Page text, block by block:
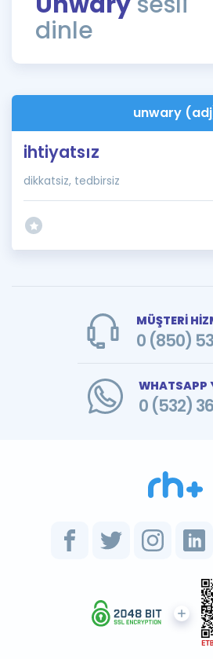
Rehberlik Aracı
ÖSYM Sınav Takvimi
İngilizce Gramer
dinle
unwary
ihtiyatsız
dikkatsiz, tedbirsiz
MÜŞTERİ
0 (850)
WHATSAPP
0 (532)